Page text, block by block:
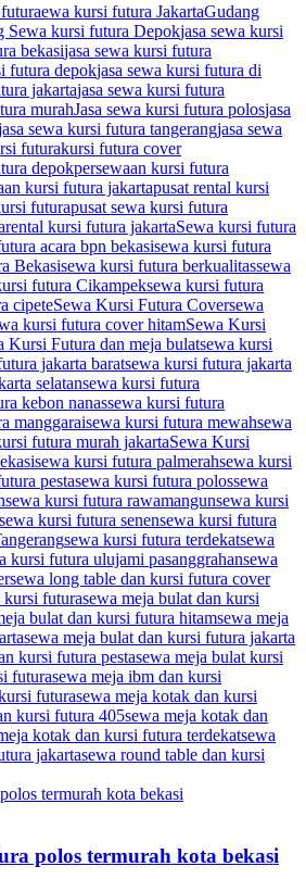
ewa kursi futura JakartaGudang
Sewa kursi futura Depokjasa sewa kursi
bekasijasa sewa kursi futura
futura depokjasa sewa kursi futura di
jakartajasa sewa kursi futura
murahJasa sewa kursi futura polosjasa
sewa kursi futura tangerangjasa sewa
futurakursi futura cover
depokpersewaan kursi futura
kursi futura jakartapusat rental kursi
futurapusat sewa kursi futura
rental kursi futura jakartaSewa kursi futura
acara bpn bekasisewa kursi futura
Bekasisewa kursi futura berkualitassewa
futura Cikampeksewa kursi futura
cipeteSewa Kursi Futura Coversewa
kursi futura cover hitamSewa Kursi
Kursi Futura dan meja bulatsewa kursi
jakarta baratsewa kursi futura jakarta
selatansewa kursi futura
kebon nanassewa kursi futura
manggaraisewa kursi futura mewahsewa
futura murah jakartaSewa Kursi
sewa kursi futura palmerahsewa kursi
pestasewa kursi futura polossewa
sewa kursi futura rawamangunsewa kursi
sewa kursi futura senensewa kursi futura
sewa kursi futura terdekatsewa
kursi futura ulujami pasanggrahansewa
sewa long table dan kursi futura cover
kursi futurasewa meja bulat dan kursi
bulat dan kursi futura hitamsewa meja
sewa meja bulat dan kursi futura jakarta
kursi futura pestasewa meja bulat kursi
futurasewa meja ibm dan kursi
futurasewa meja kotak dan kursi
kursi futura 405sewa meja kotak dan
kotak dan kursi futura terdekatsewa
jakartasewa round table dan kursi
polos termurah kota bekasi